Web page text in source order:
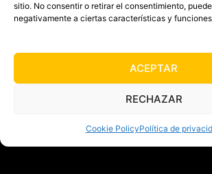
sitio. No consentir o retirar el consentimiento,
negativamente a ciertas características y
ACEPTAR
RECHAZAR
Cookie PolicyPolítica de